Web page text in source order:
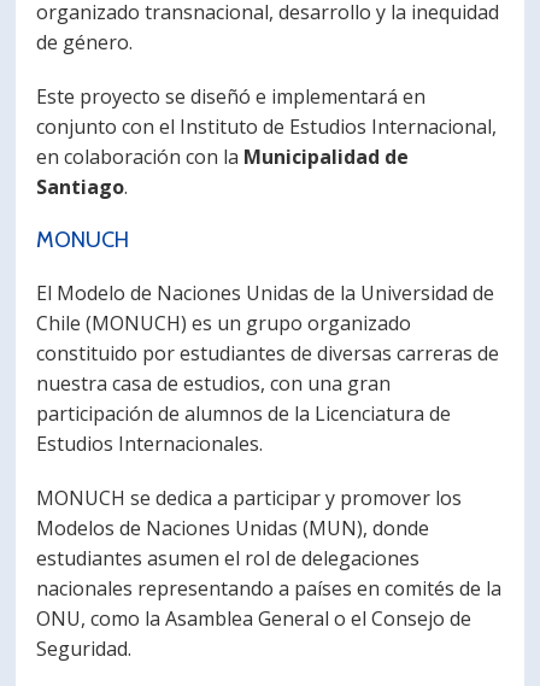
organizado transnacional, desarrollo y la inequidad
de género.
Este proyecto se diseñó e implementará en
conjunto con el Instituto de Estudios Internacional,
en colaboración con la Municipalidad de
Santiago.
MONUCH
El Modelo de Naciones Unidas de la Universidad de
Chile (MONUCH) es un grupo organizado
constituido por estudiantes de diversas carreras de
nuestra casa de estudios, con una gran
participación de alumnos de la Licenciatura de
Estudios Internacionales.
MONUCH se dedica a participar y promover los
Modelos de Naciones Unidas (MUN), donde
estudiantes asumen el rol de delegaciones
nacionales representando a países en comités de la
ONU, como la Asamblea General o el Consejo de
Seguridad.